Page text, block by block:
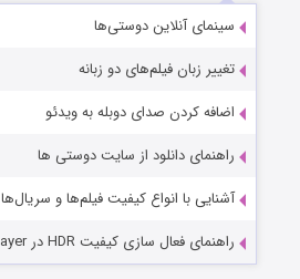
سینمای آنلاین دوستی‌ها
تغییر زبان فیلم‌های دو زبانه
اضافه کردن صدای دوبله به ویدئو
راهنمای دانلود از سایت دوستی ها
آشنایی با انواع کیفیت فیلم‌ها و سریال‌ها
راهنمای فعال سازی کیفیت HDR در PotPlayer